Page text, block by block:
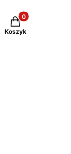
Produkty w
Koszyk